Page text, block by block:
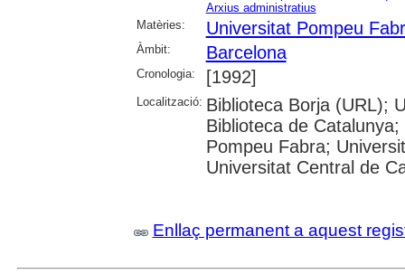
Arxius administratius
Matèries:
Universitat Pompeu
Àmbit: Barcelona
Cronologia: [1992]
Localització: Biblioteca Borja (URL);
Biblioteca de
Pompeu Fabra;
Universitat Central de
Enllaç permanent a aquest